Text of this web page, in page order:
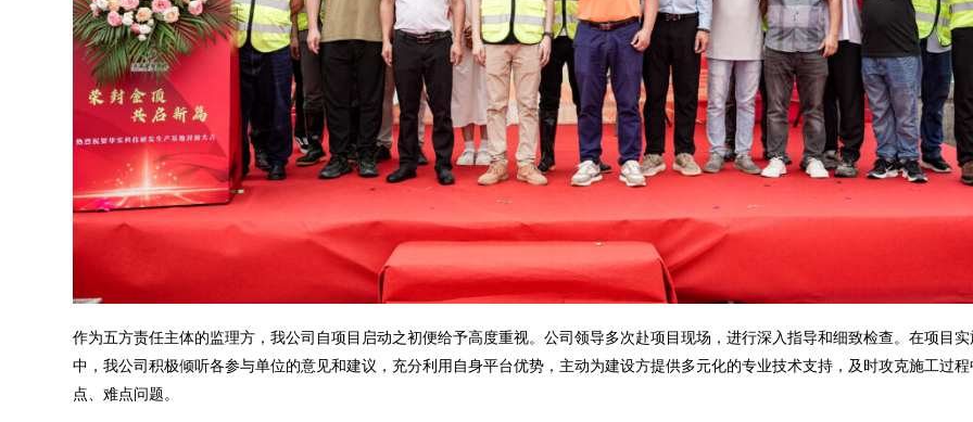
作为五方责任主体的监理方，我公司自项目启动之初便给予高度重视。公司领导多次赴项目现场，进行深入指导和细致检查。在项目
中，我公司积极倾听各参与单位的意见和建议，充分利用自身平台优势，主动为建设方提供多元化的专业技术支持，及时攻克施工过
点、难点问题。